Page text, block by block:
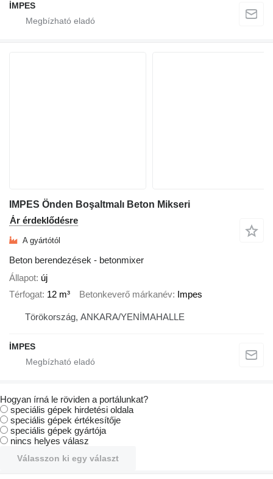
İMPES
IMPES Önden Boşaltmalı Beton Mikseri
Ár érdeklődésre
A gyártótól
Beton berendezések - betonmixer
Állapot új
Térfogat 12 m³ Betonkeverő márkanév Impes
Törökország, ANKARA/YENİMAHALLE
İMPES
Hogyan írná le röviden a portálunkat?
speciális gépek hirdetési oldala
speciális gépek értékesítője
speciális gépek gyártója
nincs helyes válasz
Válasszon ki egy választ